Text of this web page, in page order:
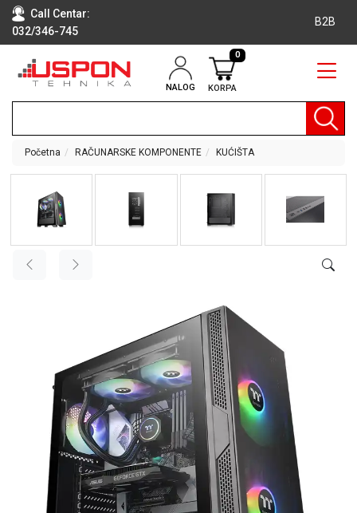
Call Centar:
032/346-745
B2B
NALOG KORPA
0
RAČUNARI
TEHNIKA
OPREMA
AUDIO,
VIDEO
DODATNA
MOBILNI I
TELEFONI
Početna RAČUNARSKE KOMPONENTE KUĆIŠTA